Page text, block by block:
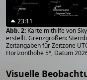
23:11
Karte mithilfe von
erstellt. Grenzgrößen:
Zeitangaben für Zeitzone
Horizonthöhe 5°, Datum
Visuelle